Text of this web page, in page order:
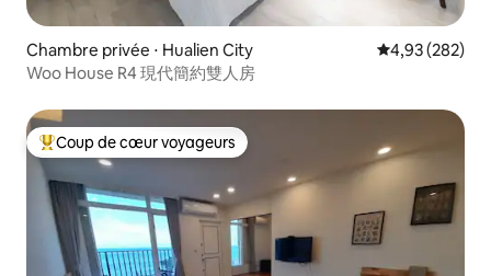
Chambre privée ⋅ Hualien City Évaluation
4,93 (282)
Woo House R4 現代簡約雙人房
Coups de cœur voyageurs les plus appréciés
Coup de cœur voyageurs